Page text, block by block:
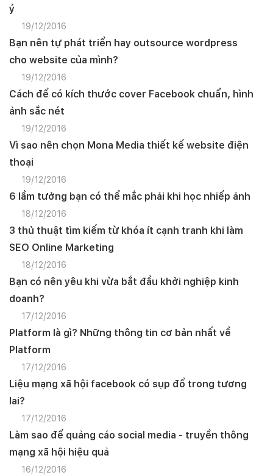
ý
19/12/2016
Bạn nên tự phát triển hay outsource wordpress
cho website của mình?
19/12/2016
Cách để có kích thước cover Facebook chuẩn, hình
ảnh sắc nét
19/12/2016
Vì sao nên chọn Mona Media thiết kế website điện
thoại
19/12/2016
6 lầm tưởng bạn có thể mắc phải khi học nhiếp ảnh
18/12/2016
3 thủ thuật tìm kiếm từ khóa ít cạnh tranh khi làm
SEO Online Marketing
18/12/2016
Bạn có nên yêu khi vừa bắt đầu khởi nghiệp kinh
doanh?
17/12/2016
Platform là gì? Những thông tin cơ bản nhất về
Platform
17/12/2016
Liệu mạng xã hội facebook có sụp đổ trong tương
lai?
17/12/2016
Làm sao để quảng cáo social media - truyền thông
mạng xã hội hiệu quả
16/12/2016